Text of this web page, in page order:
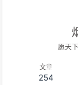
愿天
文章
254